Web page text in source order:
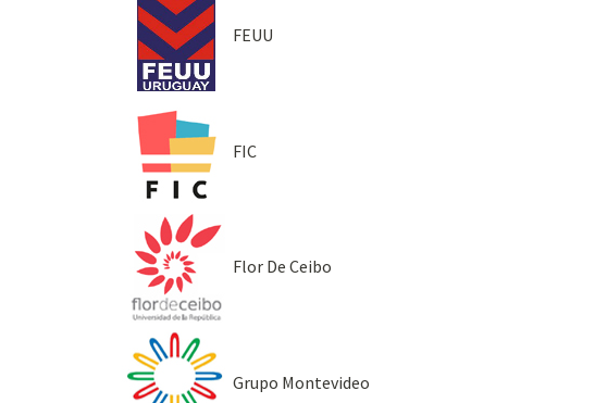
FEUU
FIC
Flor De Ceibo
Grupo Montevideo